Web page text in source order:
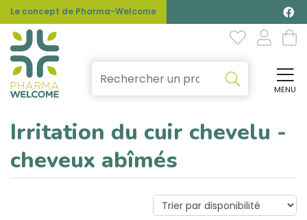
Le concept de Pharma-Welcome
MENU
Irritation du cuir chevelu -
cheveux abîmés